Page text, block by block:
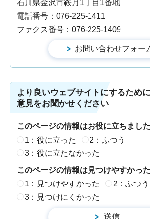
石川県金沢市鞍月1丁目1番地
電話番号：076-225-1411
ファクス番号：076-225-1409
より良いウェブサイトにするため
意見をお聞かせください
このページの情報はお役に立ちまし
1：役に立った
2：ふつう
3：役に立たなかった
このページの情報は見つけやすかっ
1：見つけやすかった
2：ふつう
3：見つけにくかった